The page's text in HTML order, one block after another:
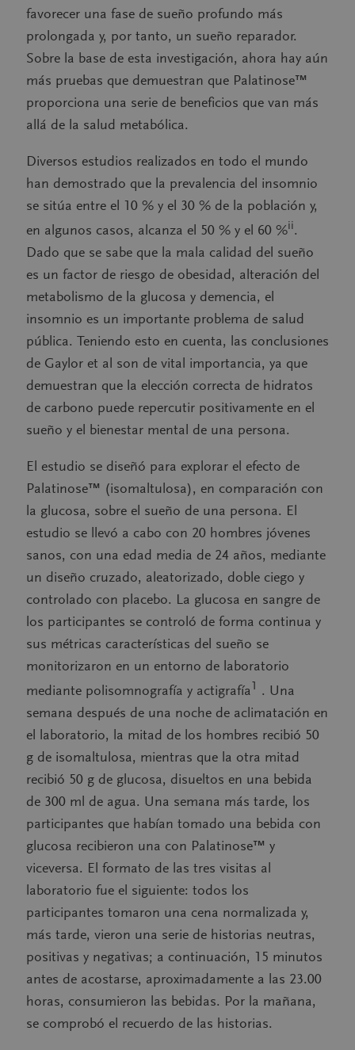
favorecer una fase de sueño profundo más
prolongada y, por tanto, un sueño reparador.
Sobre la base de esta investigación, ahora hay aún
más pruebas que demuestran que Palatinose™
proporciona una serie de beneficios que van más
allá de la salud metabólica.
Diversos estudios realizados en todo el mundo
han demostrado que la prevalencia del insomnio
se sitúa entre el 10 % y el 30 % de la población y,
en algunos casos, alcanza el 50 % y el 60 %ii.
Dado que se sabe que la mala calidad del sueño
es un factor de riesgo de obesidad, alteración del
metabolismo de la glucosa y demencia, el
insomnio es un importante problema de salud
pública. Teniendo esto en cuenta, las conclusiones
de Gaylor et al son de vital importancia, ya que
demuestran que la elección correcta de hidratos
de carbono puede repercutir positivamente en el
sueño y el bienestar mental de una persona.
El estudio se diseñó para explorar el efecto de
Palatinose™ (isomaltulosa), en comparación con
la glucosa, sobre el sueño de una persona. El
estudio se llevó a cabo con 20 hombres jóvenes
sanos, con una edad media de 24 años, mediante
un diseño cruzado, aleatorizado, doble ciego y
controlado con placebo. La glucosa en sangre de
los participantes se controló de forma continua y
sus métricas características del sueño se
monitorizaron en un entorno de laboratorio
mediante polisomnografía y actigrafía1 . Una
semana después de una noche de aclimatación en
el laboratorio, la mitad de los hombres recibió 50
g de isomaltulosa, mientras que la otra mitad
recibió 50 g de glucosa, disueltos en una bebida
de 300 ml de agua. Una semana más tarde, los
participantes que habían tomado una bebida con
glucosa recibieron una con Palatinose™ y
viceversa. El formato de las tres visitas al
laboratorio fue el siguiente: todos los
participantes tomaron una cena normalizada y,
más tarde, vieron una serie de historias neutras,
positivas y negativas; a continuación, 15 minutos
antes de acostarse, aproximadamente a las 23.00
horas, consumieron las bebidas. Por la mañana,
se comprobó el recuerdo de las historias.